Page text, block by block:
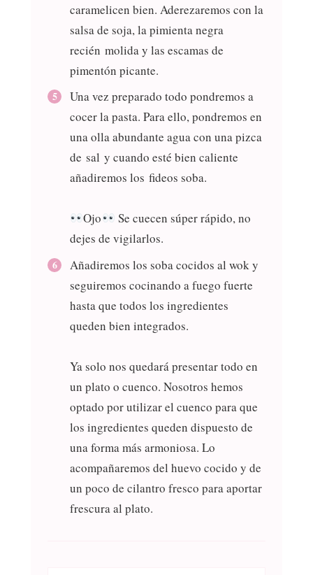
caramelicen bien. Aderezaremos con la
salsa de soja, la pimienta negra
recién molida y las escamas de
pimentón picante.
Una vez preparado todo pondremos a
cocer la pasta. Para ello, pondremos en
una olla abundante agua con una pizca
de sal y cuando esté bien caliente
añadiremos los fideos soba.
Ojo
Se cuecen súper rápido, no
dejes de vigilarlos.
Añadiremos los soba cocidos al wok y
seguiremos cocinando a fuego fuerte
hasta que todos los ingredientes
queden bien integrados.
Ya solo nos quedará presentar todo en
un plato o cuenco. Nosotros hemos
optado por utilizar el cuenco para que
los ingredientes queden dispuesto de
una forma más armoniosa. Lo
acompañaremos del huevo cocido y de
un poco de cilantro fresco para aportar
frescura al plato.